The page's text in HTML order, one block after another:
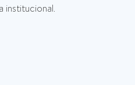
institucional.